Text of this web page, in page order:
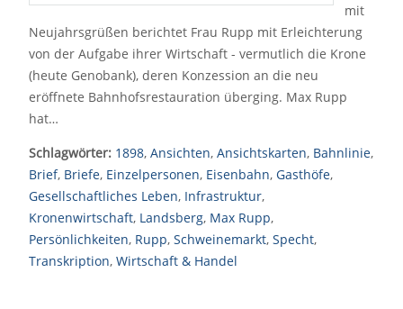
mit
Neujahrsgrüßen berichtet Frau Rupp mit Erleichterung
von der Aufgabe ihrer Wirtschaft - vermutlich die Krone
(heute Genobank), deren Konzession an die neu
eröffnete Bahnhofsrestauration überging. Max Rupp
hat…
Schlagwörter: 1898, Ansichten, Ansichtskarten, Bahnlinie,
Brief, Briefe, Einzelpersonen, Eisenbahn, Gasthöfe,
Gesellschaftliches Leben, Infrastruktur,
Kronenwirtschaft, Landsberg, Max Rupp,
Persönlichkeiten, Rupp, Schweinemarkt, Specht,
Transkription, Wirtschaft & Handel